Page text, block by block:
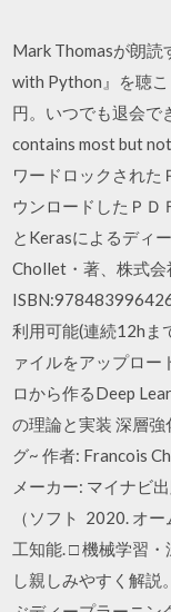
Mark Thomasが朗
with Python』を聴
円。いつでも退会で
contains most but
ワードロックされた
ウンロードしたＰＤ
とKerasによるディ
Chollet・著、株式会
利用可能(連続12hま
ァイルをアップロー
ロから作るDeep
の理論と実装 深層
グ~ 作者: Francois
メーカー: マイナビ
（ソフト 2020. オ
工知能. □ 機械学習
し親しみやすく解